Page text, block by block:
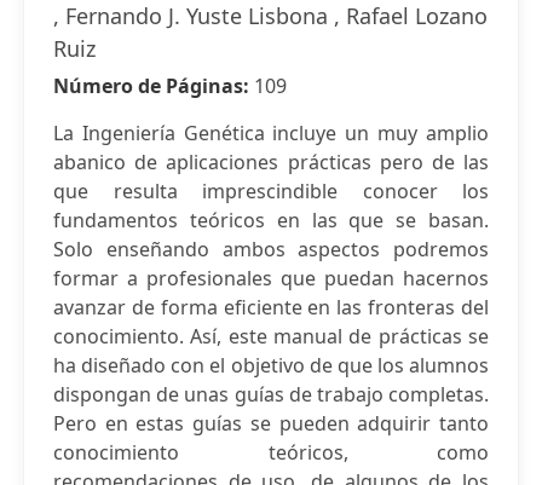
, Fernando J. Yuste Lisbona , Rafael Lozano
Ruiz
Número de Páginas: 109
La Ingeniería Genética incluye un muy amplio
abanico de aplicaciones prácticas pero de las
que resulta imprescindible conocer los
fundamentos teóricos en las que se basan.
Solo enseñando ambos aspectos podremos
formar a profesionales que puedan hacernos
avanzar de forma eficiente en las fronteras del
conocimiento. Así, este manual de prácticas se
ha diseñado con el objetivo de que los alumnos
dispongan de unas guías de trabajo completas.
Pero en estas guías se pueden adquirir tanto
conocimiento teóricos, como